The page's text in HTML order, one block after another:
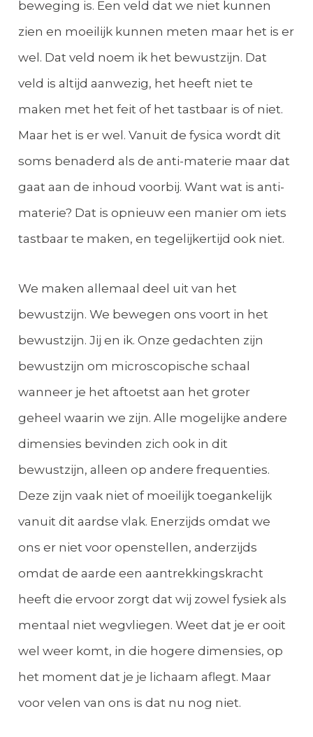
beweging is. Een veld dat we niet kunnen
zien en moeilijk kunnen meten maar het is er
wel. Dat veld noem ik het bewustzijn. Dat
veld is altijd aanwezig, het heeft niet te
maken met het feit of het tastbaar is of niet.
Maar het is er wel. Vanuit de fysica wordt dit
soms benaderd als de anti-materie maar dat
gaat aan de inhoud voorbij. Want wat is anti-
materie? Dat is opnieuw een manier om iets
tastbaar te maken, en tegelijkertijd ook niet.
We maken allemaal deel uit van het
bewustzijn. We bewegen ons voort in het
bewustzijn. Jij en ik. Onze gedachten zijn
bewustzijn om microscopische schaal
wanneer je het aftoetst aan het groter
geheel waarin we zijn. Alle mogelijke andere
dimensies bevinden zich ook in dit
bewustzijn, alleen op andere frequenties.
Deze zijn vaak niet of moeilijk toegankelijk
vanuit dit aardse vlak. Enerzijds omdat we
ons er niet voor openstellen, anderzijds
omdat de aarde een aantrekkingskracht
heeft die ervoor zorgt dat wij zowel fysiek als
mentaal niet wegvliegen. Weet dat je er ooit
wel weer komt, in die hogere dimensies, op
het moment dat je je lichaam aflegt. Maar
voor velen van ons is dat nu nog niet.